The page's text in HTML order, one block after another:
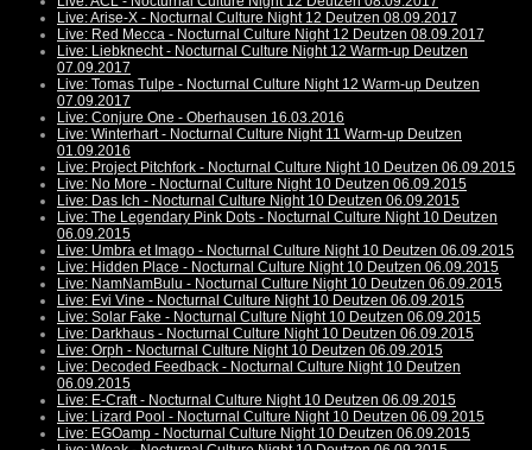
Live: Arise-X - Nocturnal Culture Night 12 Deutzen 08.09.2017
Live: Red Mecca - Nocturnal Culture Night 12 Deutzen 08.09.2017
Live: Liebknecht - Nocturnal Culture Night 12 Warm-up Deutzen
07.09.2017
Live: Tomas Tulpe - Nocturnal Culture Night 12 Warm-up Deutzen
07.09.2017
Live: Conjure One - Oberhausen 16.03.2016
Live: Winterhart - Nocturnal Culture Night 11 Warm-up Deutzen
01.09.2016
Live: Project Pitchfork - Nocturnal Culture Night 10 Deutzen 06.09.2015
Live: No More - Nocturnal Culture Night 10 Deutzen 06.09.2015
Live: Das Ich - Nocturnal Culture Night 10 Deutzen 06.09.2015
Live: The Legendary Pink Dots - Nocturnal Culture Night 10 Deutzen
06.09.2015
Live: Umbra et Imago - Nocturnal Culture Night 10 Deutzen 06.09.2015
Live: Hidden Place - Nocturnal Culture Night 10 Deutzen 06.09.2015
Live: NamNamBulu - Nocturnal Culture Night 10 Deutzen 06.09.2015
Live: Evi Vine - Nocturnal Culture Night 10 Deutzen 06.09.2015
Live: Solar Fake - Nocturnal Culture Night 10 Deutzen 06.09.2015
Live: Darkhaus - Nocturnal Culture Night 10 Deutzen 06.09.2015
Live: Orph - Nocturnal Culture Night 10 Deutzen 06.09.2015
Live: Decoded Feedback - Nocturnal Culture Night 10 Deutzen
06.09.2015
Live: E-Craft - Nocturnal Culture Night 10 Deutzen 06.09.2015
Live: Lizard Pool - Nocturnal Culture Night 10 Deutzen 06.09.2015
Live: EGOamp - Nocturnal Culture Night 10 Deutzen 06.09.2015